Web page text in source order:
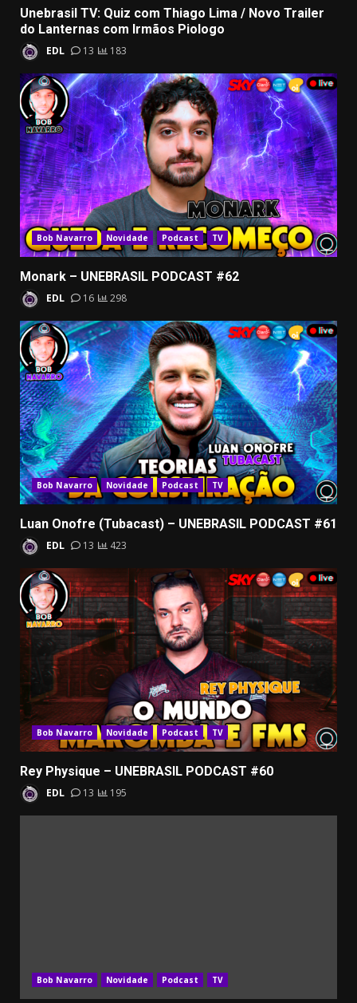
Unebrasil TV: Quiz com Thiago Lima / Novo Trailer
do Lanternas com Irmãos Piologo
EDL 13 183
Bob Navarro Novidade Podcast TV
Monark – UNEBRASIL PODCAST #62
EDL 16 298
Bob Navarro Novidade Podcast TV
Luan Onofre (Tubacast) – UNEBRASIL PODCAST #61
EDL 13 423
Bob Navarro Novidade Podcast TV
Rey Physique – UNEBRASIL PODCAST #60
EDL 13 195
Bob Navarro Novidade Podcast TV